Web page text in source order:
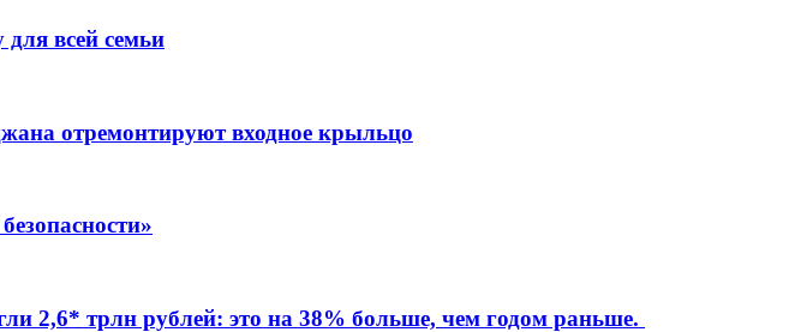
всей семьи
отремонтируют входное крыльцо
2,6* трлн рублей: это на 38% больше, чем годом раньше.